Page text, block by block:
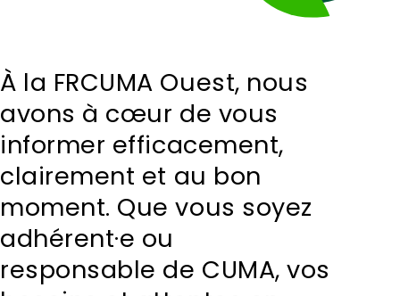
À la FRCUMA Ouest, nous
avons à cœur de vous
informer efficacement,
clairement et au bon
moment. Que vous soyez
adhérent·e ou
responsable de CUMA, vos